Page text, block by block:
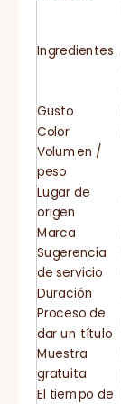
Ingredientes
Gusto
Color
Volumen /
peso
Lugar de
origen
Marca
Sugerencia
de servicio
Duración
Proceso de
dar un título
Muestra
gratuita
El tiempo de